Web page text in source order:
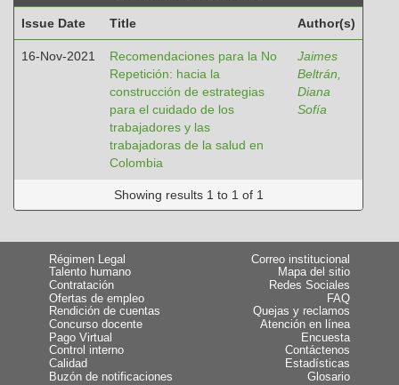
Issue Date Title Author(s)
16-Nov-2021
Recomendaciones para la No
Repetición: hacia la
construcción de estrategias
para el cuidado de los
trabajadores y las
trabajadoras de la salud en
Colombia
Jaimes
Beltrán,
Diana
Sofía
Showing results 1 to 1 of 1
Régimen Legal
Talento humano
Contratación
Ofertas de empleo
Rendición de cuentas
Concurso docente
Pago Virtual
Control interno
Calidad
Buzón de notificaciones
Correo institucional
Mapa del sitio
Redes Sociales
FAQ
Quejas y reclamos
Atención en línea
Encuesta
Contáctenos
Estadísticas
Glosario